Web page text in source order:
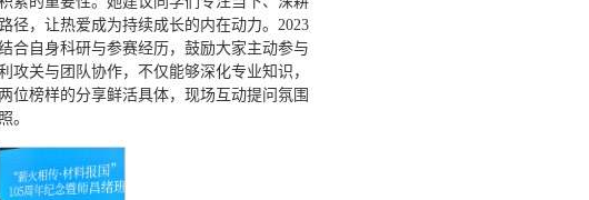
径，让热爱成为持续成长的内在动力。2023
合自身科研与参赛经历，鼓励大家主动参与
关与团队协作，不仅能够深化专业知识，
位榜样的分享鲜活具体，现场互动提问氛围
。